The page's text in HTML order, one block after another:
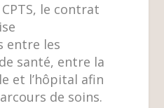
le contrat
entre les
santé, entre la
et l’hôpital afin
de soins.